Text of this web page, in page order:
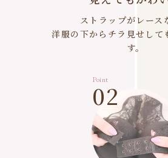
ストラップがレース
洋服の下からチラ見せして
す。
Point
02